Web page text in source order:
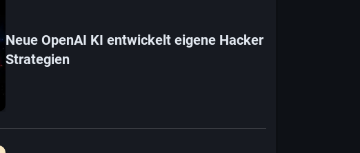
Neue OpenAI KI entwickelt eigene Hacker
Strategien